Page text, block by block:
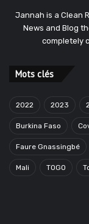
Jannah is a Clean
News and Blog
completely
Mots clés
2022 2023
Burkina Faso
Faure Gnassingbé
Mali TOGO